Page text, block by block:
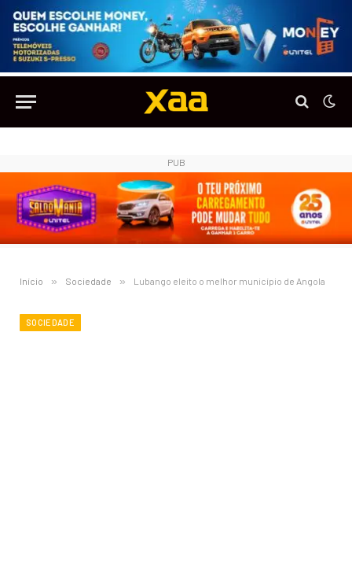
PUB
Início » Sociedade » Lubango eleito o melhor município de Angola
SOCIEDADE